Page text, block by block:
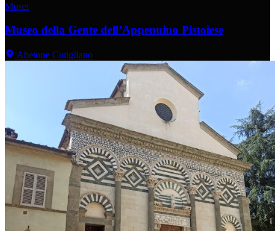
Musei
Museo della Gente dell’Appennino Pistoiese
Abetone Cutigliano